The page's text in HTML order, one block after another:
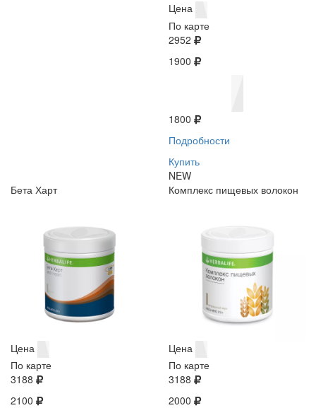
Цена
По карте
2952
1900
1800
Подробности
Купить
NEW
Бета Харт
Цена
По карте
3188
2100
Комплекс пищевых волокон
Цена
По карте
3188
2000